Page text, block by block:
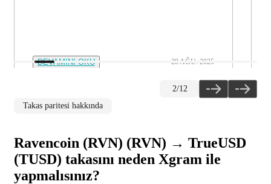
DEVAMINI OKU 28 AĞU. 2025
2/12
Takas paritesi hakkında
Ravencoin (RVN) (RVN) → TrueUSD
(TUSD) takasını neden Xgram ile
yapmalısınız?